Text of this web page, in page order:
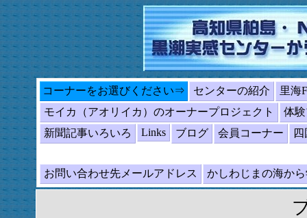
コーナーをお選びください⇒ センターの紹介
里海
モイカ（アオリイカ）のオーナープロジェクト
体
新聞記事いろいろ
Links ブログ 会員コーナー
お問い合わせ先メールアドレス かしわじまの海か